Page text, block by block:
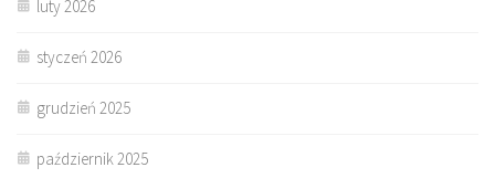
luty 2026
styczeń 2026
grudzień 2025
październik 2025